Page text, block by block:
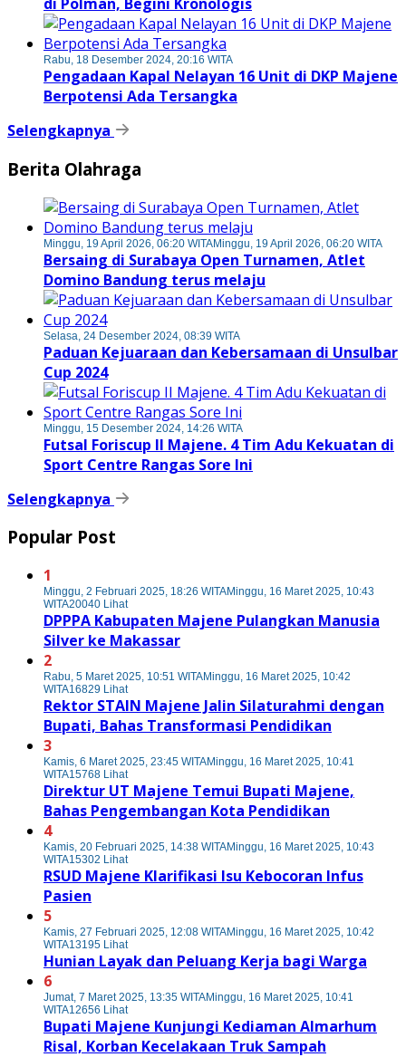
Rabu, 18 Desember 2024, 20:16 WITA
Pengadaan Kapal Nelayan 16 Unit di DKP Majene
Berpotensi Ada Tersangka
Selengkapnya
Berita Olahraga
Minggu, 19 April 2026, 06:20 WITAMinggu, 19 April 2026, 06:20 WITA
Bersaing di Surabaya Open Turnamen, Atlet
Domino Bandung terus melaju
Selasa, 24 Desember 2024, 08:39 WITA
Paduan Kejuaraan dan Kebersamaan di Unsulbar
Cup 2024
Minggu, 15 Desember 2024, 14:26 WITA
Futsal Foriscup II Majene. 4 Tim Adu Kekuatan di
Sport Centre Rangas Sore Ini
Selengkapnya
Popular Post
1
Minggu, 2 Februari 2025, 18:26 WITAMinggu, 16 Maret 2025, 10:43
WITA20040 Lihat
DPPPA Kabupaten Majene Pulangkan Manusia
Silver ke Makassar
2
Rabu, 5 Maret 2025, 10:51 WITAMinggu, 16 Maret 2025, 10:42
WITA16829 Lihat
Rektor STAIN Majene Jalin Silaturahmi dengan
Bupati, Bahas Transformasi Pendidikan
3
Kamis, 6 Maret 2025, 23:45 WITAMinggu, 16 Maret 2025, 10:41
WITA15768 Lihat
Direktur UT Majene Temui Bupati Majene,
Bahas Pengembangan Kota Pendidikan
4
Kamis, 20 Februari 2025, 14:38 WITAMinggu, 16 Maret 2025, 10:43
WITA15302 Lihat
RSUD Majene Klarifikasi Isu Kebocoran Infus
Pasien
5
Kamis, 27 Februari 2025, 12:08 WITAMinggu, 16 Maret 2025, 10:42
WITA13195 Lihat
Hunian Layak dan Peluang Kerja bagi Warga
6
Jumat, 7 Maret 2025, 13:35 WITAMinggu, 16 Maret 2025, 10:41
WITA12656 Lihat
Bupati Majene Kunjungi Kediaman Almarhum
Risal, Korban Kecelakaan Truk Sampah